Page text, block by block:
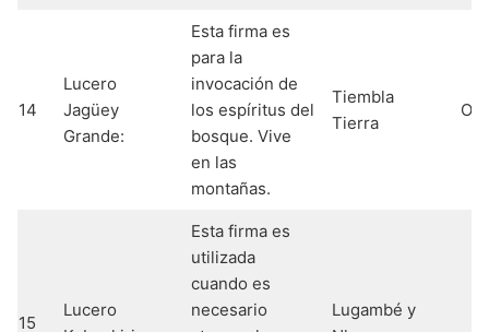
14
Lucero
Jagüey
Grande:
Esta firma es
para la
invocación de
los espíritus del
bosque. Vive
en las
montañas.
Tiembla
Tierra
15
Lucero
Esta firma es
utilizada
cuando es
necesario
Lugambé y